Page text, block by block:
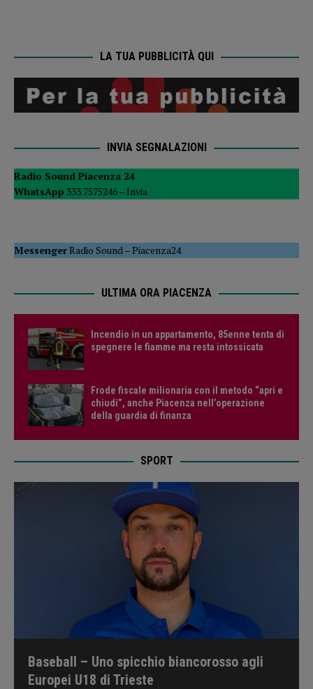
LA TUA PUBBLICITÀ QUI
INVIA SEGNALAZIONI
Radio Sound Piacenza 24
WhatsApp 333 7575246 – Invia
MessengerRadio Sound–Piacenza24
ULTIMA ORA PIACENZA
Incendio in un appartamento, 85enne tenta di
spegnere le fiamme ma resta intossicata
Frode fiscale milionaria con il metodo “apri e
chiudi”, anche Piacenza nell’operazione
della guardia di finanza
SPORT
Baseball – Uno spicchio biancorosso agli
Europei U18 di Trieste